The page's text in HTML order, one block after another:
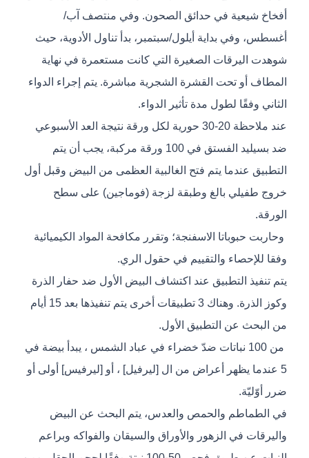
أفخاخ شيعية في حدائق الصحون. وفي منتصف آب/
أغسطس، وفي بداية أيلول/سبتمبر، بدأ تناول الأدوية، حيث
شوهدت اليرقات الصغيرة التي كانت مستعمرة في نهاية
المطاف أو تحت القشرة الشجرية مباشرة. يتم إجراء الدواء
الثاني وفقًا لطول مدة تأثير الدواء.
عند ملاحظة 20-30 حورية لكل ورقة نتيجة العد الأسبوعي
ضد بسيليد الفستق في 100 ورقة مركبة، يجب أن يتم
التطبيق عندما يتم فتح الغالبية العظمى من البيض وقبل أول
خروج طفيلي بالغ وطبقة لزجة (فوماجين) على سطح
الورقة.
وحاربت حبوباتا الاسفنجة؛ وتقرر مكافحة المواد الكيميائية
وفقا للإحصاء والتقييم في حقول الري.
يتم تنفيذ التطبيق عند اكتشاف البيض الأول ضد حفار الذرة
وكوز الذرة. وهناك 3 تطبيقات أخرى يتم تنفيذها بعد 15 أيام
من البحث عن التطبيق الأول.
من 100 نباتات ضدّ خضراء في عباد الشمس ، يبدأ بيضة في
5 عندما يظهر أعراض من ال [ليرفيل] ، أو [ليرفيس] أولى أو
ضرر أوّليّة.
في الطماطم والحمص والعدس، يتم البحث عن البيض
واليرقات في الزهور والأوراق والسيقان والفواكه وبراعم